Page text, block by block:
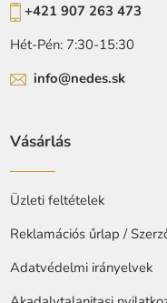
+421 907 263 473
Hét-Pén: 7:30-15:30
info@nedes.sk
Vásárlás
Üzleti feltételek
Reklamációs űrlap /
Adatvédelmi irányelvek